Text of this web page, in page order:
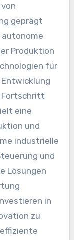
geprägt
Produktion
für
Fortschritt
eine
und
industrielle
und
Lösungen
in
zu